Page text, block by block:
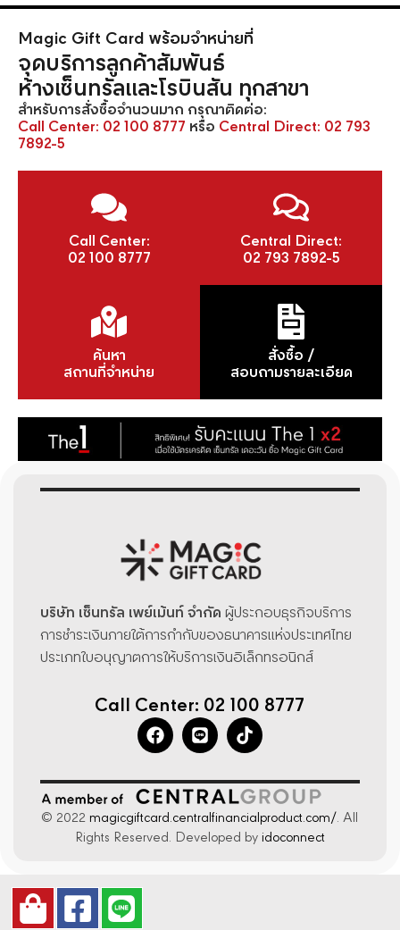
Magic Gift Card พร้อมจำหน่ายที่
จุดบริการลูกค้าสัมพันธ์
ห้างเซ็นทรัลและโรบินสัน ทุกสาขา
สำหรับการสั่งซื้อจำนวนมาก กรุณาติดต่อ:
Call Center: 02 100 8777 หรือ Central Direct: 02 793
7892-5
Call Center:
02 100 8777
Central Direct:
02 793 7892-5
ค้นหา
สถานที่จำหน่าย
สั่งซื้อ /
สอบถามรายละเอียด
บริษัท เซ็นทรัล เพย์เม้นท์ จำกัด ผู้ประกอบธุรกิจบริการ
การชำระเงินภายใต้การกำกับของธนาคารแห่งประเทศไทย
ประเภทใบอนุญาตการให้บริการเงินอิเล็กทรอนิกส์
Call Center: 02 100 8777
© 2022 magicgiftcard.centralfinancialproduct.com/. All
Rights Reserved. Developed by idoconnect